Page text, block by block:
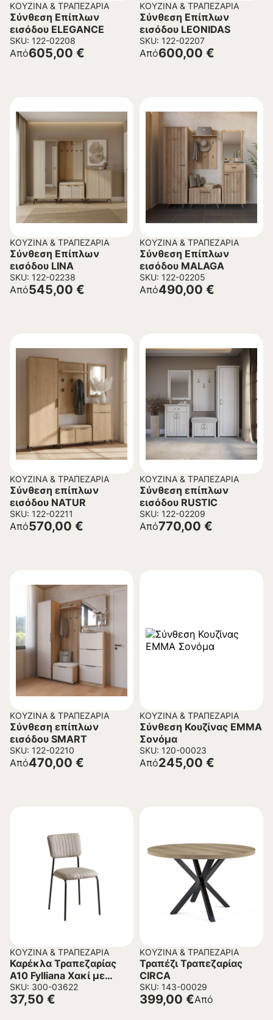
ΚΟΥΖΊΝΑ & ΤΡΑΠΕΖΑΡΊΑ
Σύνθεση Επίπλων
εισόδου ELEGANCE
SKU: 122-02208
605,00 €
Από
ΚΟΥΖΊΝΑ & ΤΡΑΠΕΖΑΡΊΑ
Σύνθεση Επίπλων
εισόδου LEONIDAS
SKU: 122-02207
600,00 €
Από
ΚΟΥΖΊΝΑ & ΤΡΑΠΕΖΑΡΊΑ
Σύνθεση Επίπλων
εισόδου LINA
SKU: 122-02238
545,00 €
Από
ΚΟΥΖΊΝΑ & ΤΡΑΠΕΖΑΡΊΑ
Σύνθεση Επίπλων
εισόδου MALAGA
SKU: 122-02205
490,00 €
Από
ΚΟΥΖΊΝΑ & ΤΡΑΠΕΖΑΡΊΑ
Σύνθεση επίπλων
εισόδου NATUR
SKU: 122-02211
570,00 €
Από
ΚΟΥΖΊΝΑ & ΤΡΑΠΕΖΑΡΊΑ
Σύνθεση επίπλων
εισόδου RUSTIC
SKU: 122-02209
770,00 €
Από
ΚΟΥΖΊΝΑ & ΤΡΑΠΕΖΑΡΊΑ
Σύνθεση επίπλων
εισόδου SMART
SKU: 122-02210
470,00 €
Από
ΚΟΥΖΊΝΑ & ΤΡΑΠΕΖΑΡΊΑ
Σύνθεση Κουζίνας EMMA
Σονόμα
SKU: 120-00023
245,00 €
Από
ΚΟΥΖΊΝΑ & ΤΡΑΠΕΖΑΡΊΑ
Καρέκλα Τραπεζαρίας
Α10 Fylliana Χακί με
Μεταλλικό σκελετό
53x43x84εκ.
SKU: 300-03622
37,50 €
ΚΟΥΖΊΝΑ & ΤΡΑΠΕΖΑΡΊΑ
Τραπέζι Τραπεζαρίας
CIRCA
SKU: 143-00029
Από
399,00 €